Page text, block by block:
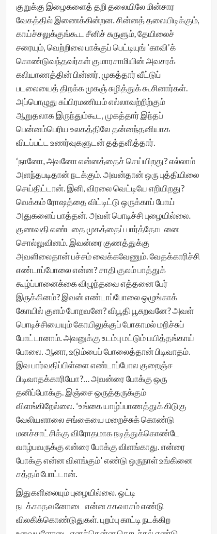
குறுக்கு இழைகளைத் தறி தலையிலே மின்சார
வேகத்தில் இணைக்கின்றன. சின்னத் தலையிடிக்கும்,
காய்ச்சலுக்குங்கூட சீனிச் சுருளும், தேயிலைச்
சரையும், வெற்றிலை பாக்குப் பெட்டியுங் ‘காவி’க்
கொண்டுவந்தவர்கள் குமாரசாமியின் அவசரக்
கலியாணத்தின் பின்னர், முகத்தார் வீட்டுப்
படலையைத் திறக்க முகஞ் சுழித்துக் கூசினார்கள்.
அப்பொழுது சுப்பிரமணியம் எல்லாவற்றிற்கும்
ஆறுதலாக இருந்தும்கூட, முகத்தார் இந்தப்
பென்னம்பெரிய உலகத்திலே தன்னந்தனியாக
விடப்பட்ட உணர்வுகளுடன் தத்தளித்தார்.
‘நானோ, அவனோ என்னத்தைச் செய்யிறது? எல்லாம்
அளந்தபடிதான் நடக்கும். அவன்தான் ஒரு புத்தியிலை
செய்திட்டான். இனி, விரலை வெட்டியே எறியிறது?
வெக்கம் ரோஷத்தை விட்டிட்டு ஒருக்காப் போய்
அதுகளைப் பாத்தன். அவள் பொடிச்சி புழையில்லை.
குணவதி எண்டதை முகத்தைப் பார்த்தோடனை
சொல்லுவினம். இவன்ரை குணத்துக்கு
அவளிலைதான் பச்சம் வைக்கவேணும். வேதக்காரிச்சி
எண்டாப்போலை என்ன? சாதி குலம் பாத்துக்
கூழ்ப்பானைக்கை விழுந்தவை எத்தனை பேர்
இருக்கினம்? இவன் எண்டாப்போலை ஒழுங்காக்
கோயில் குளம் போறவனே? விபூதி பூசுறவனே? அவள்
பொடிச்சியையும் கோயிலுக்குப் போகாமல் மறிச்சுப்
போட்டானாம். அவனுக்கு உடம்பு மட்டும் பயித்தங்காய்
போலை. ஆனா, உடும்பைப் போலைத்தான் பிடிவாதம்.
இவ பார்வதிப்பிள்ளை எண்டாப்போல குறைஞ்ச
பிடிவாதக்காரியோ?… அவன்ரை போக்கு ஒரு
தனிப்போக்கு. இஞ்சை ஒருத்தருக்கும்
விளங்கிறேல்லை. ‘உங்கை யாழ்ப்பாணத்துக் கிடுகு
வேலியளாலை சங்கையை மறைச்சுக் கொண்டு
மனச்சாட்சிக்கு விரோதமாக நடித்துக்கொண்டே
வாழ்பவருக்கு என்ரை போக்கு விளங்காது. என்ரை
போக்கு என்ன விளங்கும்’ எண்டு ஒருநாள் உங்கினை
சத்தம் போட்டான்.
இதுகளிலையும் புழையில்லை. ஒட்டி
நடக்காதவனோடை என்ன சகவாசம் எண்டு
விலகிக்கொண்டுதுகள். புறம்பு காட்டி நடக்கிற